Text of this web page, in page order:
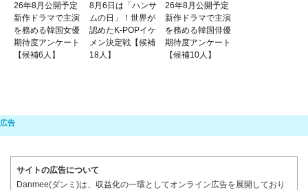
26年8月公開予定
新作ドラマで主演
を務める韓国女優
期待度アンケート
【候補6人】
8月6日は「ハンサ
ムの日」！世界が
認めたK-POPイケ
メン決定戦【候補
18人】
26年8月公開予定
新作ドラマで主演
を務める韓国俳優
期待度アンケート
【候補10人】
サイトの広告について
Danmee(ダンミ)は、収益化の一環としてオンライン広告を展開しており